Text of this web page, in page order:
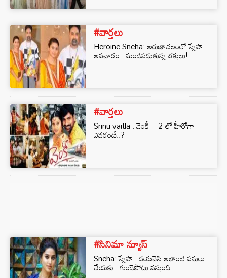
#వార్తలు
Heroine Sneha: అరుణాచలంలో స్నేహ
అపచారం.. మండిపడుతున్న భక్తులు!
#వార్తలు
Srinu vaitla : వెంకీ – 2 లో హీరోగా
ఎవరంటే..?
#సినిమా న్యూస్
Sneha: స్నేహ.. దయచేసి అలాంటి పనులు
చేయకు.. గుండెపోటు వస్తుంది